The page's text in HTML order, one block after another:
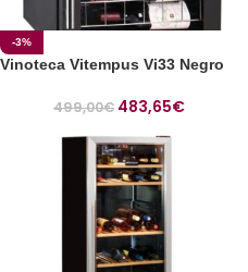
-3%
Vinoteca Vitempus Vi33 Negro
499,00€ 483,65€